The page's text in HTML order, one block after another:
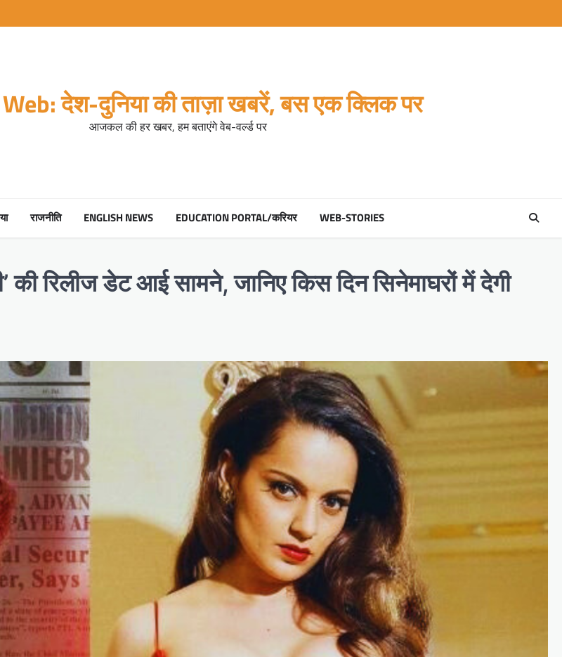
देश-दुनिया की ताज़ा खबरें, बस एक क्लिक पर
आजकल की हर खबर, हम बताएंगे वेब-वर्ल्ड पर
राजनीति ENGLISH NEWS EDUCATION PORTAL/करियर WEB-STORIES
रिलीज डेट आई सामने, जानिए किस दिन सिनेमाघरों में देगी